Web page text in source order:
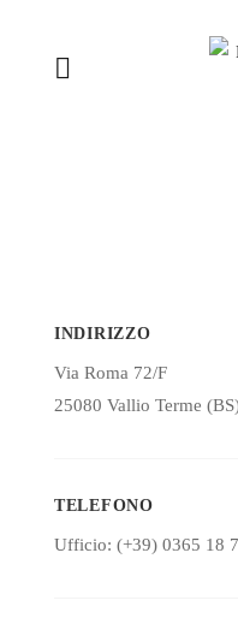
INDIRIZZO
Via Roma 72/F
25080 Vallio Terme
TELEFONO
Ufficio: (+39) 0365 18